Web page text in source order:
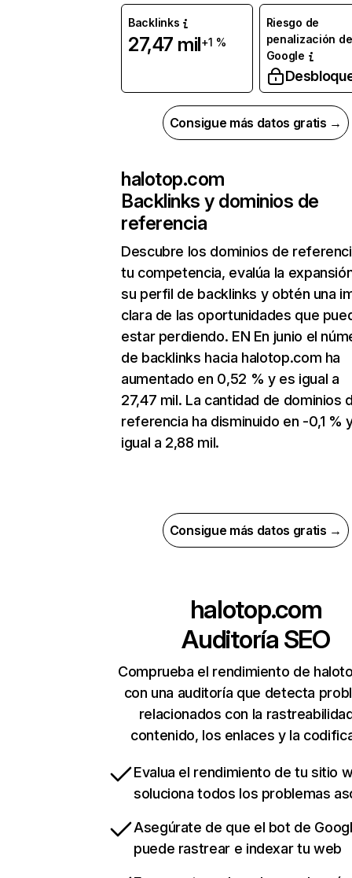
Backlinks
27,47 mil+1 %
Riesgo de
penalización de
Google
Consigue más datos gratis →
halotop.com
Backlinks y dominios de
referencia
Descubre los dominios de
tu competencia, evalúa la
su perfil de backlinks y obtén una
clara de las oportunidades que
estar perdiendo. EN En junio el
de backlinks hacia halotop.com ha
aumentado en 0,52 % y es igual a
27,47 mil. La cantidad de dominios
referencia ha disminuido en -0,1 %
igual a 2,88 mil.
Consigue más datos gratis →
halotop.com
Auditoría SEO
Comprueba el rendimiento de
con una auditoría que detecta
relacionados con la
contenido, los enlaces y la
Evalua el rendimiento de tu sitio
soluciona todos los problemas
Asegúrate de que el bot de
puede rastrear e indexar tu web